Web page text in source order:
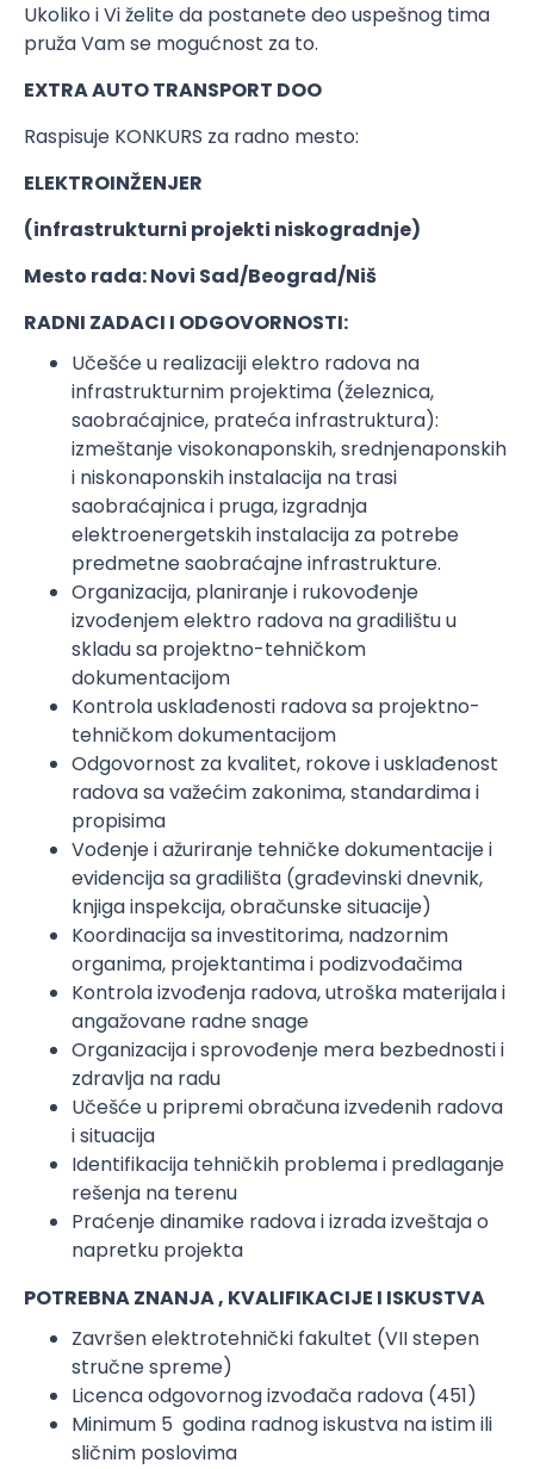
Ukoliko i Vi želite da postanete deo uspešnog tima
pruža Vam se mogućnost za to.
EXTRA AUTO TRANSPORT DOO
Raspisuje KONKURS za radno mesto:
ELEKTROINŽENJER
(infrastrukturni projekti niskogradnje)
Mesto rada: Novi Sad/Beograd/Niš
RADNI ZADACI I ODGOVORNOSTI:
Učešće u realizaciji elektro radova na
infrastrukturnim projektima (železnica,
saobraćajnice, prateća infrastruktura):
izmeštanje visokonaponskih, srednjenaponskih
i niskonaponskih instalacija na trasi
saobraćajnica i pruga, izgradnja
elektroenergetskih instalacija za potrebe
predmetne saobraćajne infrastrukture.
Organizacija, planiranje i rukovođenje
izvođenjem elektro radova na gradilištu u
skladu sa projektno-tehničkom
dokumentacijom
Kontrola usklađenosti radova sa projektno-
tehničkom dokumentacijom
Odgovornost za kvalitet, rokove i usklađenost
radova sa važećim zakonima, standardima i
propisima
Vođenje i ažuriranje tehničke dokumentacije i
evidencija sa gradilišta (građevinski dnevnik,
knjiga inspekcija, obračunske situacije)
Koordinacija sa investitorima, nadzornim
organima, projektantima i podizvođačima
Kontrola izvođenja radova, utroška materijala i
angažovane radne snage
Organizacija i sprovođenje mera bezbednosti i
zdravlja na radu
Učešće u pripremi obračuna izvedenih radova
i situacija
Identifikacija tehničkih problema i predlaganje
rešenja na terenu
Praćenje dinamike radova i izrada izveštaja o
napretku projekta
POTREBNA ZNANJA , KVALIFIKACIJE I ISKUSTVA
Završen elektrotehnički fakultet (VII stepen
stručne spreme)
Licenca odgovornog izvođača radova (451)
Minimum 5 godina radnog iskustva na istim ili
sličnim poslovima